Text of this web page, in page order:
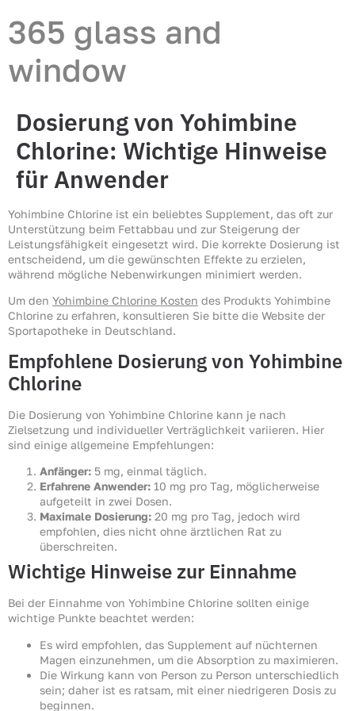
365 glass and
window
Dosierung von Yohimbine
Chlorine: Wichtige Hinweise
für Anwender
Yohimbine Chlorine ist ein beliebtes Supplement, das oft zur
Unterstützung beim Fettabbau und zur Steigerung der
Leistungsfähigkeit eingesetzt wird. Die korrekte Dosierung ist
entscheidend, um die gewünschten Effekte zu erzielen,
während mögliche Nebenwirkungen minimiert werden.
Um den Yohimbine Chlorine Kosten des Produkts Yohimbine
Chlorine zu erfahren, konsultieren Sie bitte die Website der
Sportapotheke in Deutschland.
Empfohlene Dosierung von Yohimbine
Chlorine
Die Dosierung von Yohimbine Chlorine kann je nach
Zielsetzung und individueller Verträglichkeit variieren. Hier
sind einige allgemeine Empfehlungen:
Anfänger: 5 mg, einmal täglich.
Erfahrene Anwender: 10 mg pro Tag, möglicherweise
aufgeteilt in zwei Dosen.
Maximale Dosierung: 20 mg pro Tag, jedoch wird
empfohlen, dies nicht ohne ärztlichen Rat zu
überschreiten.
Wichtige Hinweise zur Einnahme
Bei der Einnahme von Yohimbine Chlorine sollten einige
wichtige Punkte beachtet werden:
Es wird empfohlen, das Supplement auf nüchternen
Magen einzunehmen, um die Absorption zu maximieren.
Die Wirkung kann von Person zu Person unterschiedlich
sein; daher ist es ratsam, mit einer niedrigeren Dosis zu
beginnen.